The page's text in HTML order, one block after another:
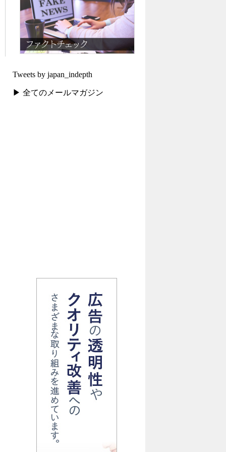
Tweets by japan_indepth
▶ 全てのメールマガジン